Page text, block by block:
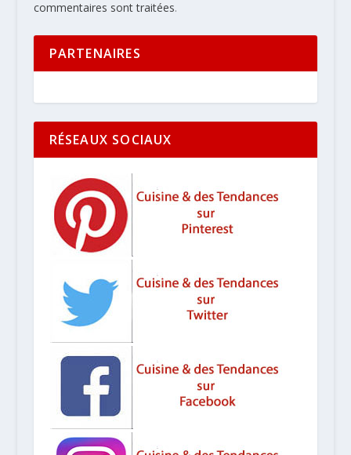
commentaires sont traitées.
PARTENAIRES
RÉSEAUX SOCIAUX